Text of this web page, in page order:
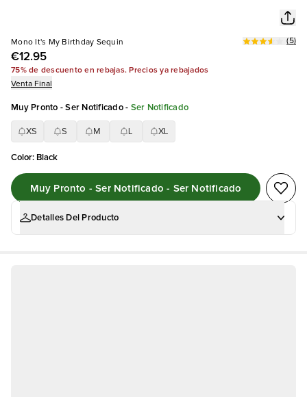
Mono It's My Birthday Sequin
€12.95
(5)
75% de descuento en rebajas. Precios ya rebajados
Venta Final
Muy Pronto - Ser Notificado- Ser Notificado
XS S M XL
Color: Black
Muy Pronto - Ser Notificado - Ser Notificado
Detalles Del Producto